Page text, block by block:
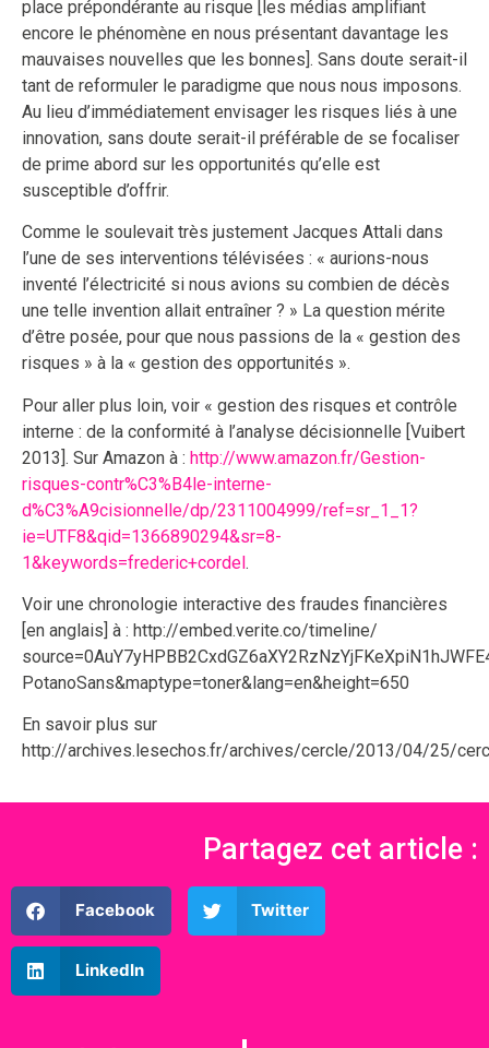
place prépondérante au risque [les médias amplifiant
encore le phénomène en nous présentant davantage les
mauvaises nouvelles que les bonnes]. Sans doute serait-il
tant de reformuler le paradigme que nous nous imposons.
Au lieu d’immédiatement envisager les risques liés à une
innovation, sans doute serait-il préférable de se focaliser
de prime abord sur les opportunités qu’elle est
susceptible d’offrir.
Comme le soulevait très justement Jacques Attali dans
l’une de ses interventions télévisées : « aurions-nous
inventé l’électricité si nous avions su combien de décès
une telle invention allait entraîner ? » La question mérite
d’être posée, pour que nous passions de la « gestion des
risques » à la « gestion des opportunités ».
Pour aller plus loin, voir « gestion des risques et contrôle
interne : de la conformité à l’analyse décisionnelle [Vuibert
2013]. Sur Amazon à : http://www.amazon.fr/Gestion-
risques-contr%C3%B4le-interne-
d%C3%A9cisionnelle/dp/2311004999/ref=sr_1_1?
ie=UTF8&qid=1366890294&sr=8-
1&keywords=frederic+cordel.
Voir une chronologie interactive des fraudes financières
[en anglais] à : http://embed.verite.co/timeline/
PotanoSans&maptype=toner&lang=en&height=650
En savoir plus sur
http://archives.lesechos.fr/archives/cercle/2013/04/25/
Partagez cet article :
Facebook Twitter
LinkedIn